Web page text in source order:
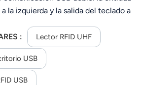
Polski
Tiếng Việt
Indonesia
la izquierda y la salida del teclado a
:
Lector RFID UHF
USB
USB